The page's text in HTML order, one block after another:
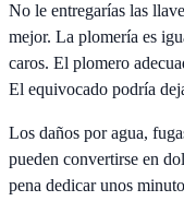
No le entregarías las
mejor. La plomería es
caros. El plomero
El equivocado podría
Los daños por agua,
pueden convertirse en
pena dedicar unos